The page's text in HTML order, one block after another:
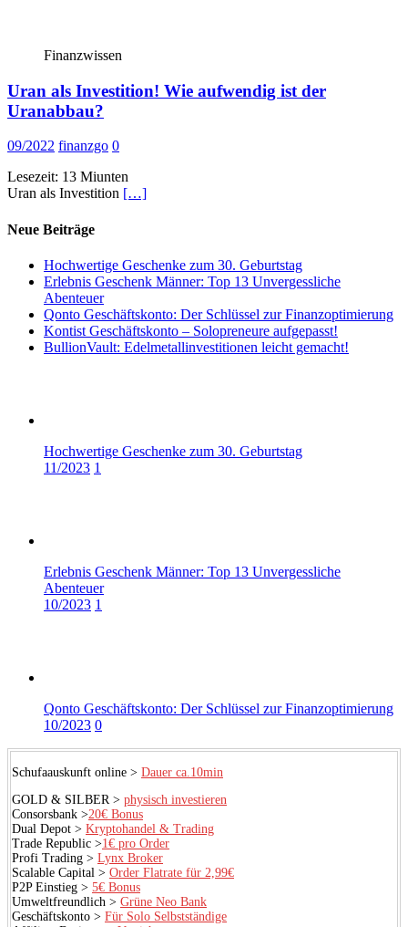
Finanzwissen
Uran als Investition! Wie aufwendig ist der
Uranabbau?
09/2022 finanzgo 0
Lesezeit: 13 Miunten
Uran als Investition […]
Neue Beiträge
Hochwertige Geschenke zum 30. Geburtstag
Erlebnis Geschenk Männer: Top 13 Unvergessliche
Abenteuer
Qonto Geschäftskonto: Der Schlüssel zur Finanzoptimierung
Kontist Geschäftskonto – Solopreneure aufgepasst!
BullionVault: Edelmetallinvestitionen leicht gemacht!
Hochwertige Geschenke zum 30. Geburtstag
11/2023 1
Erlebnis Geschenk Männer: Top 13 Unvergessliche
Abenteuer
10/2023 1
Qonto Geschäftskonto: Der Schlüssel zur Finanzoptimierung
10/2023 0
Schufaauskunft online > Dauer ca.10min
GOLD & SILBER > physisch investieren
Consorsbank >20€ Bonus
Dual Depot > Kryptohandel & Trading
Trade Republic >1€ pro Order
Profi Trading > Lynx Broker
Scalable Capital > Order Flatrate für 2,99€
P2P Einstieg > 5€ Bonus
Umweltfreundlich > Grüne Neo Bank
Geschäftskonto > Für Solo Selbstständige